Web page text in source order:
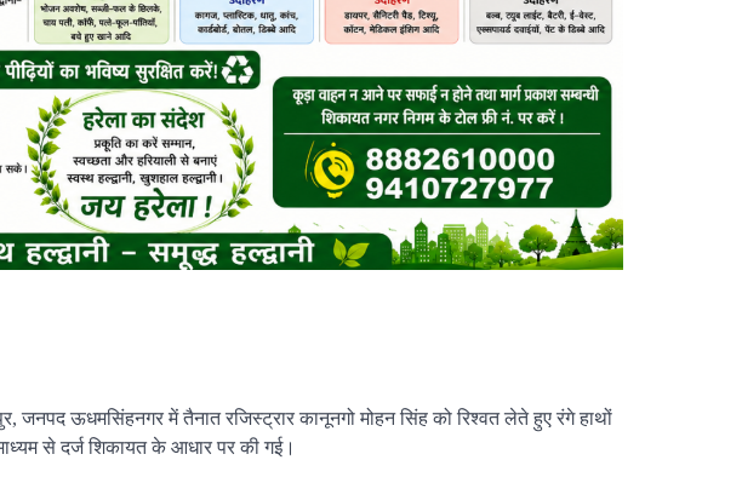
जनपद ऊधमसिंहनगर में तैनात रजिस्ट्रार कानूनगो मोहन सिंह को रिश्वत लेते हुए रंगे हाथों
माध्यम से दर्ज शिकायत के आधार पर की गई।